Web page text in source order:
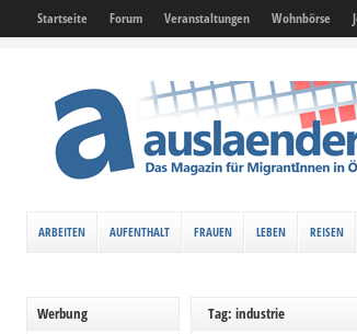
Startseite Forum Veranstaltungen Wohnbörse
ARBEITEN AUFENTHALT FRAUEN LEBEN REISEN
Tag: industrie
Werbung